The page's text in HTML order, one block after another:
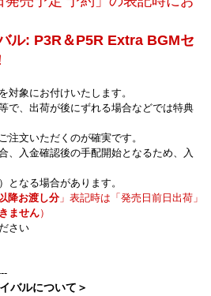
ル: P3R＆P5R Extra BGMセ
象にお付けいたします。
で、出荷が後にずれる場合などでは特典
注文いただくのが確実です。
、入金確認後の手配開始となるため、入
となる場合があります。
降お渡し分」表記時は「発売日前日出荷」
ません）
さい
バルについて＞